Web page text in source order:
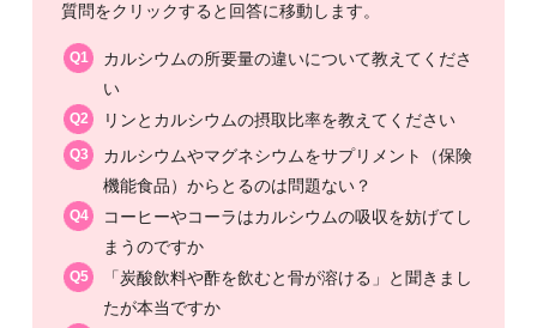
質問をクリックすると回答に移動します。
Q1
カルシウムの所要量の違いについて教えてくださ
い
Q2 リンとカルシウムの摂取比率を教えてください
Q3
カルシウムやマグネシウムをサプリメント（保険
機能食品）からとるのは問題ない？
Q4
コーヒーやコーラはカルシウムの吸収を妨げてし
まうのですか
Q5
「炭酸飲料や酢を飲むと骨が溶ける」と聞きまし
たが本当ですか